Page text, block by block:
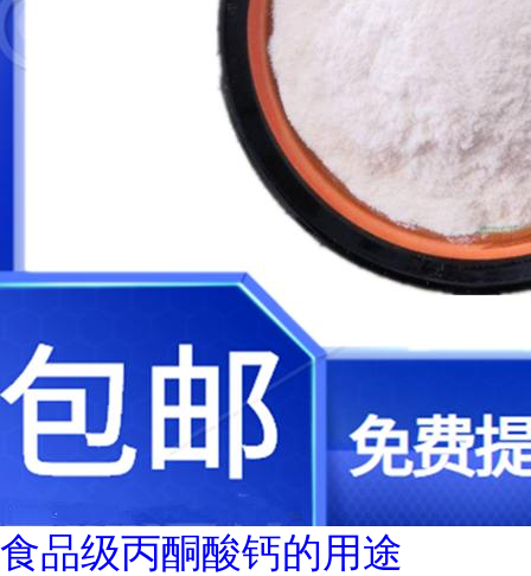
食品级丙酮酸钙的用途